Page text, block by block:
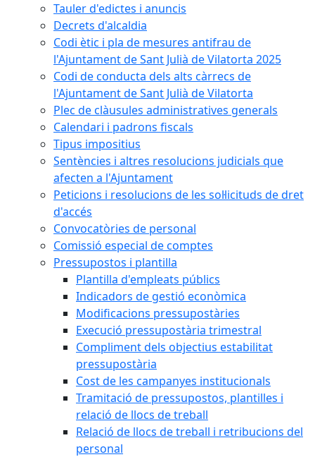
Tauler d'edictes i anuncis
Decrets d'alcaldia
Codi ètic i pla de mesures antifrau de
l'Ajuntament de Sant Julià de Vilatorta 2025
Codi de conducta dels alts càrrecs de
l'Ajuntament de Sant Julià de Vilatorta
Plec de clàusules administratives generals
Calendari i padrons fiscals
Tipus impositius
Sentències i altres resolucions judicials que
afecten a l'Ajuntament
Peticions i resolucions de les sol·licituds de dret
d'accés
Convocatòries de personal
Comissió especial de comptes
Pressupostos i plantilla
Plantilla d'empleats públics
Indicadors de gestió econòmica
Modificacions pressupostàries
Execució pressupostària trimestral
Compliment dels objectius estabilitat
pressupostària
Cost de les campanyes institucionals
Tramitació de pressupostos, plantilles i
relació de llocs de treball
Relació de llocs de treball i retribucions del
personal